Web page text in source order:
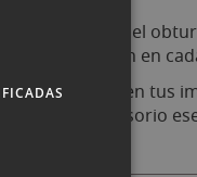
disfrutar del
y la precisión en
y control en tus
de este accesorio